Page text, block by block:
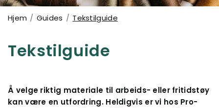
Hjem Guides Tekstilguide
Tekstilguide
Å velge riktig materiale til arbeids- eller fritidstøy
kan være en utfordring. Heldigvis er vi hos Pro-